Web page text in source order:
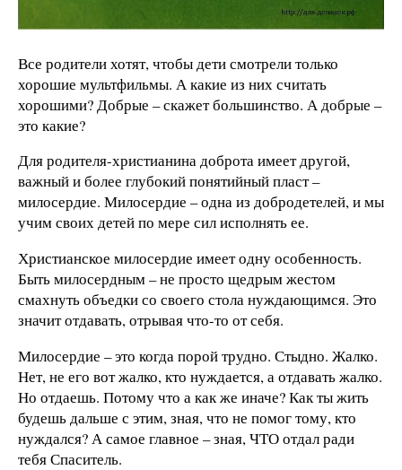
Все родители хотят, чтобы дети смотрели только
хорошие мультфильмы. А какие из них считать
хорошими? Добрые – скажет большинство. А добрые –
это какие?
Для родителя-христианина доброта имеет другой,
важный и более глубокий понятийный пласт –
милосердие. Милосердие – одна из добродетелей, и мы
учим своих детей по мере сил исполнять ее.
Христианское милосердие имеет одну особенность.
Быть милосердным – не просто щедрым жестом
смахнуть объедки со своего стола нуждающимся. Это
значит отдавать, отрывая что-то от себя.
Милосердие – это когда порой трудно. Стыдно. Жалко.
Нет, не его вот жалко, кто нуждается, а отдавать жалко.
Но отдаешь. Потому что а как же иначе? Как ты жить
будешь дальше с этим, зная, что не помог тому, кто
нуждался? А самое главное – зная, ЧТО отдал ради
тебя Спаситель.